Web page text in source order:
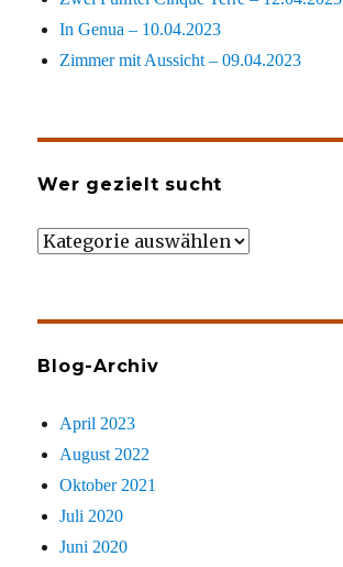
In Genua – 10.04.2023
Zimmer mit Aussicht – 09.04.2023
Wer gezielt sucht
Wer
Blog-Archiv
April 2023
August 2022
Oktober 2021
Juli 2020
Juni 2020